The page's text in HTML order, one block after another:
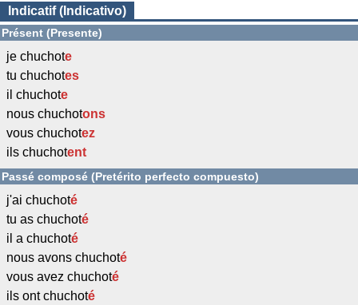
Indicatif (Indicativo)
Présent (Presente)
je chuchote
tu chuchotes
il chuchote
nous chuchotons
vous chuchotez
ils chuchotent
Passé composé (Pretérito perfecto compuesto)
j'ai chuchoté
tu as chuchoté
il a chuchoté
nous avons chuchoté
vous avez chuchoté
ils ont chuchoté